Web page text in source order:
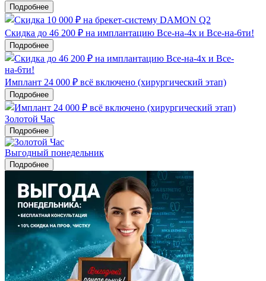
Подробнее
Скидка до 46 200 ₽ на имплантацию Все-на-4х и Все-на-6ти!
Подробнее
Имплант 24 000 ₽ всё включено (хирургический этап)
Подробнее
Золотой Час
Подробнее
Выгодный понедельник
Подробнее